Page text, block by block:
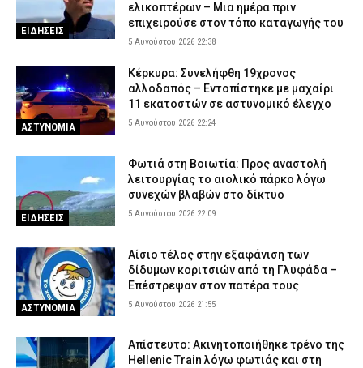
ΕΙΔΗΣΕΙΣ
ελικοπτέρων – Μια ημέρα πριν
επιχειρούσε στον τόπο καταγωγής του
5 Αυγούστου 2026 22:38
ΑΣΤΥΝΟΜΙΑ
Κέρκυρα: Συνελήφθη 19χρονος
αλλοδαπός – Εντοπίστηκε με μαχαίρι
11 εκατοστών σε αστυνομικό έλεγχο
5 Αυγούστου 2026 22:24
ΕΙΔΗΣΕΙΣ
Φωτιά στη Βοιωτία: Προς αναστολή
λειτουργίας το αιολικό πάρκο λόγω
συνεχών βλαβών στο δίκτυο
5 Αυγούστου 2026 22:09
ΑΣΤΥΝΟΜΙΑ
Αίσιο τέλος στην εξαφάνιση των
δίδυμων κοριτσιών από τη Γλυφάδα –
Επέστρεψαν στον πατέρα τους
5 Αυγούστου 2026 21:55
Απίστευτο: Ακινητοποιήθηκε τρένο της
Hellenic Train λόγω φωτιάς και στη